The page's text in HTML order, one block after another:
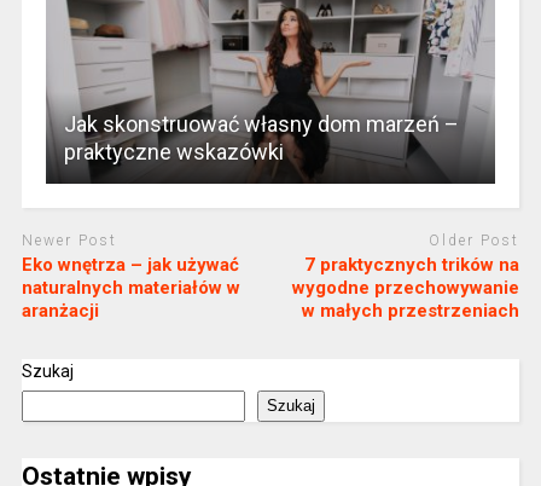
Jak skonstruować własny dom marzeń –
praktyczne wskazówki
Newer Post
Eko wnętrza – jak używać
naturalnych materiałów w
aranżacji
Older Post
7 praktycznych trików na
wygodne przechowywanie
w małych przestrzeniach
Szukaj
Szukaj
Ostatnie wpisy